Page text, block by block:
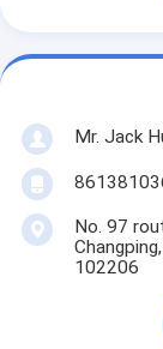
Mr. Jack
No. 97
102206